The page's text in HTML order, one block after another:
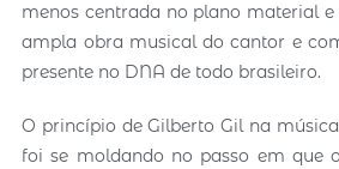
menos centrada no plano material
ampla obra musical do cantor e
presente no DNA de todo brasileiro.
O princípio de Gilberto Gil na
foi se moldando no passo em que